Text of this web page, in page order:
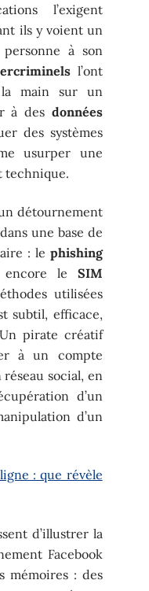
l’exigent
ils y voient un
à son
l’ont
main sur un
à des données
des systèmes
usurper une
technique.
détournement
une base de
: le phishing
le SIM
utilisées
subtil, efficace,
pirate créatif
à un compte
social, en
d’un
d’un
: que révèle
d’illustrer la
Facebook
mémoires : des